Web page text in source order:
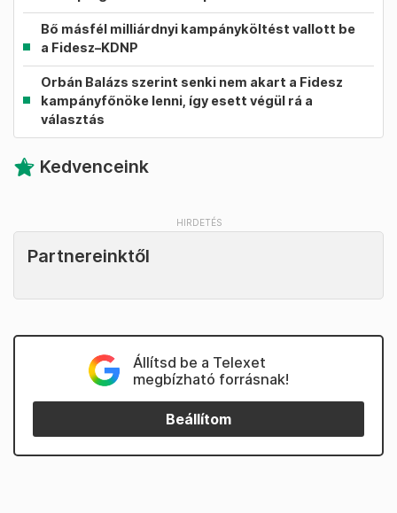
Bő másfél milliárdnyi kampányköltést vallott be
a Fidesz–KDNP
Orbán Balázs szerint senki nem akart a Fidesz
kampányfőnöke lenni, így esett végül rá a
választás
Kedvenceink
Partnereinktől
Állítsd be a Telexet
megbízható forrásnak!
Beállítom